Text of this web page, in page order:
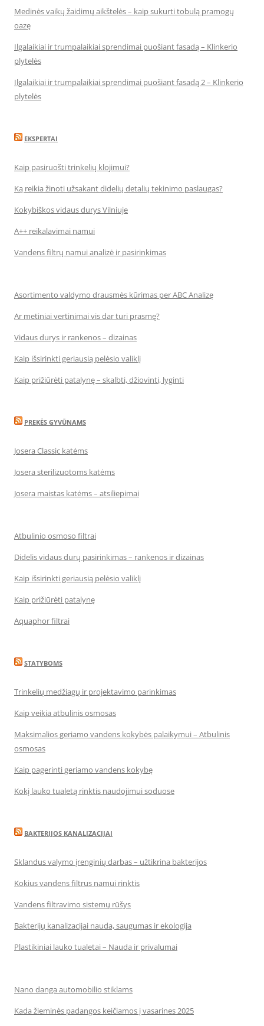
Medinės vaikų žaidimų aikštelės – kaip sukurti tobulą pramogų
oazę
Ilgalaikiai ir trumpalaikiai sprendimai puošiant fasadą – Klinkerio
plytelės
Ilgalaikiai ir trumpalaikiai sprendimai puošiant fasadą 2 – Klinkerio
plytelės
EKSPERTAI
Kaip pasiruošti trinkelių klojimui?
Ką reikia žinoti užsakant didelių detalių tekinimo paslaugas?
Kokybiškos vidaus durys Vilniuje
A++ reikalavimai namui
Vandens filtrų namui analizė ir pasirinkimas
Asortimento valdymo drausmės kūrimas per ABC Analizę
Ar metiniai vertinimai vis dar turi prasmę?
Vidaus durys ir rankenos – dizainas
Kaip išsirinkti geriausią pelėsio valiklį
Kaip prižiūrėti patalynę – skalbti, džiovinti, lyginti
PREKĖS GYVŪNAMS
Josera Classic katėms
Josera sterilizuotoms katėms
Josera maistas katėms – atsiliepimai
Atbulinio osmoso filtrai
Didelis vidaus durų pasirinkimas – rankenos ir dizainas
Kaip išsirinkti geriausią pelėsio valiklį
Kaip prižiūrėti patalynę
Aquaphor filtrai
STATYBOMS
Trinkelių medžiagų ir projektavimo parinkimas
Kaip veikia atbulinis osmosas
Maksimalios geriamo vandens kokybės palaikymui – Atbulinis
osmosas
Kaip pagerinti geriamo vandens kokybę
Kokį lauko tualetą rinktis naudojimui soduose
BAKTERIJOS KANALIZACIJAI
Sklandus valymo įrenginių darbas – užtikrina bakterijos
Kokius vandens filtrus namui rinktis
Vandens filtravimo sistemų rūšys
Bakterijų kanalizacijai nauda, saugumas ir ekologija
Plastikiniai lauko tualetai – Nauda ir privalumai
Nano danga automobilio stiklams
Kada žieminės padangos keičiamos į vasarines 2025